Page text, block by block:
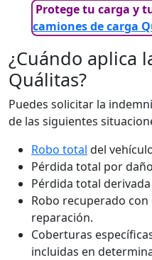
Protege tu carga y
camiones de carga
¿Cuándo aplica
Quálitas?
Puedes solicitar la
de las siguientes
Robo total del
Pérdida total por
Pérdida total
Robo recuperado
reparación.
Coberturas
incluidas en